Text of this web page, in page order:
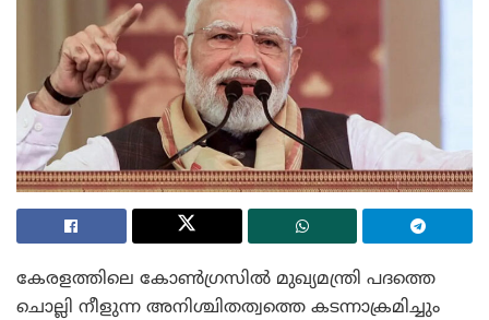
കേരളത്തിലെ കോൺഗ്രസിൽ മുഖ്യമന്ത്രി പദത്തെ
ചൊല്ലി നീളുന്ന അനിശ്ചിതത്വത്തെ കടന്നാക്രമിച്ചും